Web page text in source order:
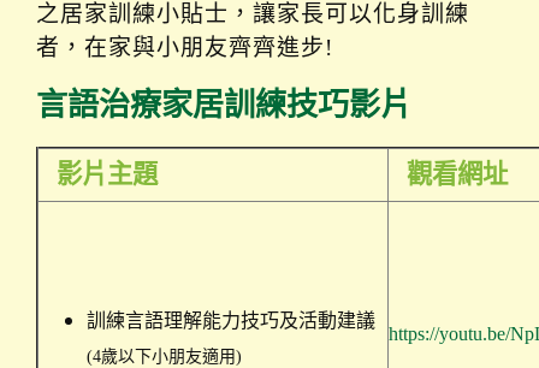
之居家訓練小貼士，讓家長可以化身訓練
者，在家與小朋友齊齊進步!
言語治療家居訓練技巧影片
影片主題 觀看網址
訓練言語理解能力技巧及活動建議
(4歲以下小朋友適用)
https://youtu.be/